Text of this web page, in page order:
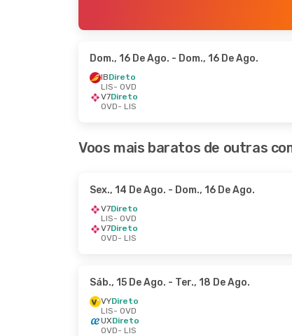
Dom., 16 De Ago. - Dom., 16 De Ago.
IBDireto
LIS- OVD
V7Direto
OVD- LIS
Voos mais baratos de outras
Sex., 14 De Ago. - Dom., 16 De Ago.
V7Direto
LIS- OVD
V7Direto
OVD- LIS
Sáb., 15 De Ago. - Ter., 18 De Ago.
VYDireto
LIS- OVD
UXDireto
OVD- LIS